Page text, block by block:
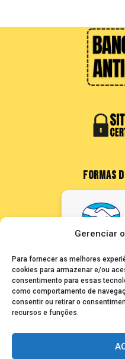
Gerenciar
Para fornecer as melhores
cookies para armazenar e/ou
consentimento para essas
como comportamento de
consentir ou retirar o
recursos e funções.
FORMAS
FALE